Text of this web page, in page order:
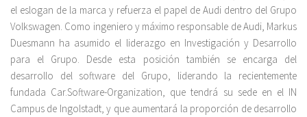
el eslogan de la marca y refuerza el papel de Audi dentro del Grupo
Volkswagen. Como ingeniero y máximo responsable de Audi, Markus
Duesmann ha asumido el liderazgo en Investigación y Desarrollo
para el Grupo. Desde esta posición también se encarga del
desarrollo del software del Grupo, liderando la recientemente
fundada Car.Software-Organization, que tendrá su sede en el IN
Campus de Ingolstadt, y que aumentará la proporción de desarrollo